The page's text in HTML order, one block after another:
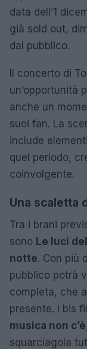
data dell’1
già sold out,
dal pubblico.
Il concerto di
un’opportunità
anche un
suoi fan. La
include
quel periodo,
coinvolgente.
Una scaletta
Tra i brani
sono Le luci
notte. Con più
pubblico potrà
completa, che
presente. I bis
musica non c’è
squarciagola